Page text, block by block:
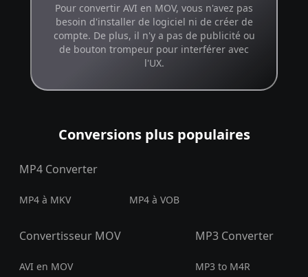
Pour convertir AVI en MOV, vous n'avez pas
besoin d'installer de logiciel ni de créer de
compte. De plus, il n'y a pas de publicité ou
de bouton trompeur pour interférer avec
l'UX.
Conversions plus populaires
MP4 Converter
MP4 à MKV MP4 à VOB
Convertisseur MOV
AVI en MOV
MP3 Converter
MP3 to M4R